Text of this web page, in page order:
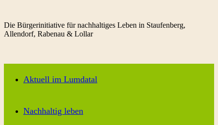
Die Bürgerinitiative für nachhaltiges Leben in Staufenberg,
Allendorf, Rabenau & Lollar
Aktuell im Lumdatal
Nachhaltig leben